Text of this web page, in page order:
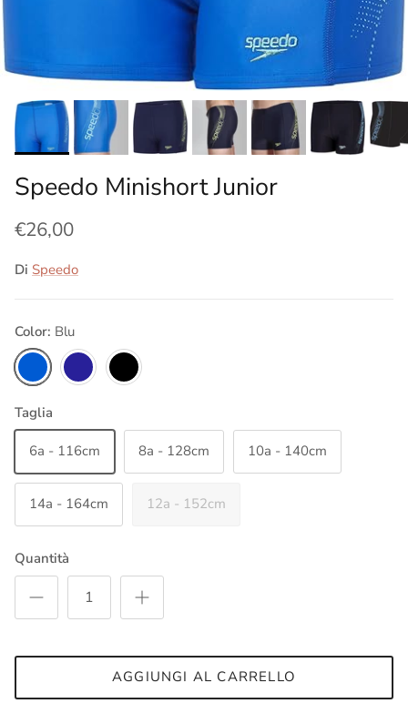
Speedo Minishort Junior
€26,00
Di Speedo
Color: Blu
Blu
Blu navyNero
Taglia
6a - 116cm 8a - 128cm 10a - 140cm
14a - 164cm 12a - 152cm
Quantità
AGGIUNGI AL CARRELLO